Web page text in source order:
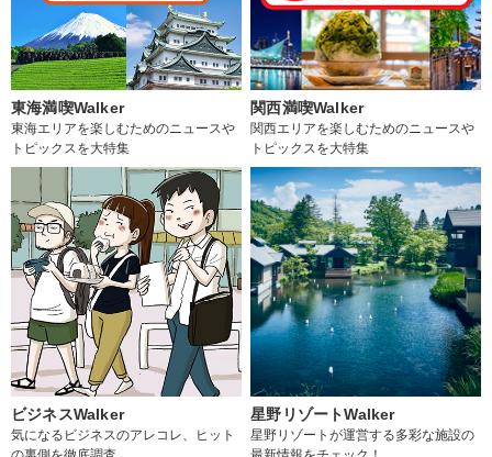
東海満喫Walker
東海エリアを楽しむためのニュースや
トピックスを大特集
関西満喫Walker
関西エリアを楽しむためのニュースや
トピックスを大特集
ビジネスWalker
気になるビジネスのアレコレ、ヒット
星野リゾートWalker
星野リゾートが運営する多彩な施設の